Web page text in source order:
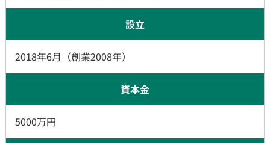
設立
2018年6月（創業2008年）
資本金
5000万円